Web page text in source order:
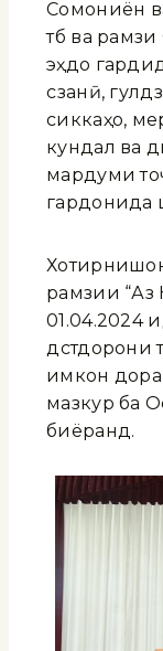
Сомониён
тӯб ва
эҳдо
сӯзанӣ,
сиккаҳо,
кундал ва
мардуми
гардонида
рамзии “Аз
01.04.2024
имкон
мазкур ба
биёранд.